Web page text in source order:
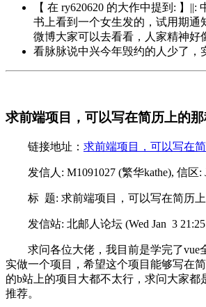
【 在 ry620620 的大作中提到: 】||:
书上看到一个女生发的，试用期通
微博大家可以去看看，人家精神好
看脉脉说中兴今年毁约的人少了，
求前端项目，可以写在简历上的
链接地址： 求前端项目，可以写在
发信人: M1091027 (繁华kathe), 信区:
标 题: 求前端项目，可以写在简历
发信站: 北邮人论坛 (Wed Jan 3
求问各位大佬，我目前是学完了vue
实做一个项目，希望这个项目能够写在
的b站上的项目大都不太行，求问大家都
推荐。